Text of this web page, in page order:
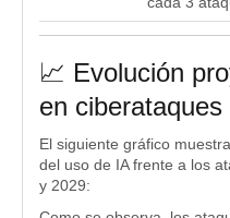
📈 Evolución
en ciberataques
El siguiente gráfico
del uso de IA frente a los
y 2029: